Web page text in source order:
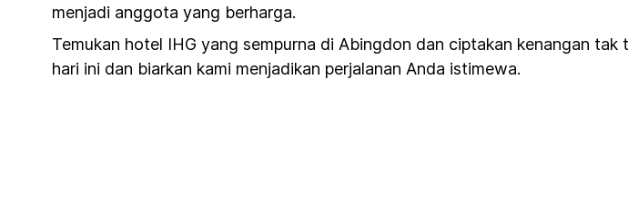
menjadi anggota yang berharga.
Temukan hotel IHG yang sempurna di Abingdon dan ciptakan kenangan
hari ini dan biarkan kami menjadikan perjalanan Anda istimewa.